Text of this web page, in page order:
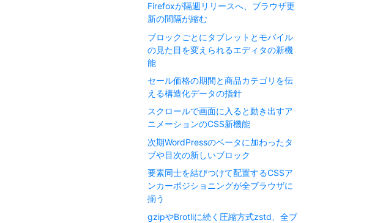
Firefoxが隔週リリースへ、ブラウザ更
新の間隔が縮む
ブロックごとにタブレットとモバイル
の見た目を変えられるエディタの新機
能
セール価格の期間と商品カテゴリを伝
える構造化データの指針
スクロールで画面に入ると動き出すア
ニメーションのCSS新機能
次期WordPressのベータに加わったタ
ブや目次の新しいブロック
要素同士を結びつけて配置するCSSア
ンカーポジショニングが全ブラウザに
揃う
gzipやBrotliに続く圧縮方式zstd、全ブ